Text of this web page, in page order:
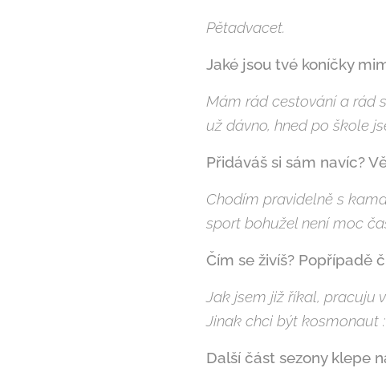
Pětadvacet.
Jaké jsou tvé koníčky
Mám rád cestování a rád
už dávno, hned po škole
Přidáváš si sám navíc?
Chodím pravidelně s
sport bohužel není moc
Čím se živíš? Popřípadě
Jak jsem již říkal, pracuju
Jinak chci být kosmonaut
Další část sezony klepe